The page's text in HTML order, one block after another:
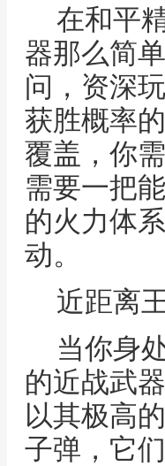
在和平
器那么简
问，资深
获胜概率
覆盖，你
需要一把
的火力体
动。
近距离
当你身
的近战武
以其极高
子弹，它